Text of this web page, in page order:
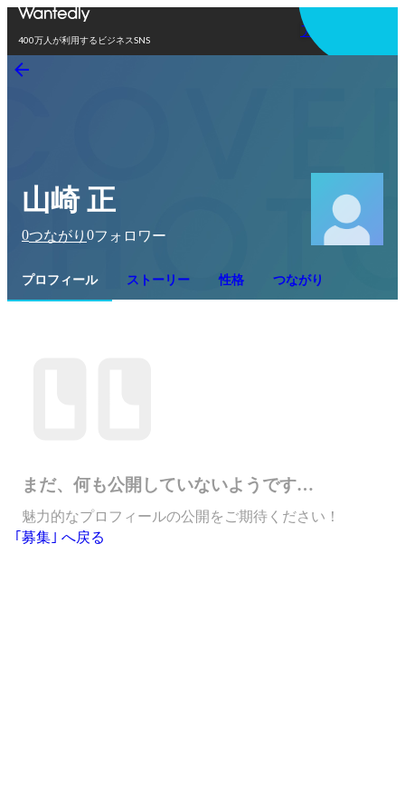
400万人が利用するビジネスSNS
アプリを使う
山崎 正
0つながり 0フォロワー
プロフィール ストーリー 性格 つながり
まだ、何も公開していないようです…
魅力的なプロフィールの公開をご期待ください！
｢募集｣ へ戻る